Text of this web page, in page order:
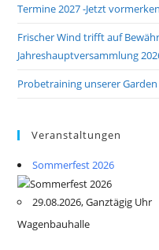
Termine 2027 -Jetzt vormerken
Frischer Wind trifft auf
Jahreshauptversammlung
Probetraining unserer Garden
Veranstaltungen
Sommerfest 2026
29.08.2026, Ganztägig Uhr
Wagenbauhalle